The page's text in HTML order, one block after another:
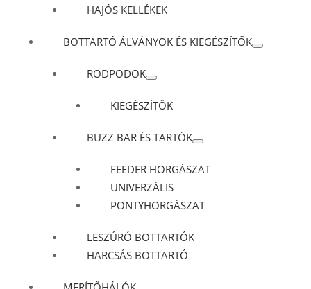
HAJÓS KELLÉKEK
BOTTARTÓ ÁLVÁNYOK ÉS KIEGÉSZÍTŐK
RODPODOK
KIEGÉSZÍTŐK
BUZZ BAR ÉS TARTÓK
FEEDER HORGÁSZAT
UNIVERZÁLIS
PONTYHORGÁSZAT
LESZÚRÓ BOTTARTÓK
HARCSÁS BOTTARTÓ